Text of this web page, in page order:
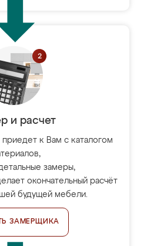
и расчет
к Вам с каталогом
замеры,
окончательный расчёт
будущей мебели.
ЗАМЕРЩИКА